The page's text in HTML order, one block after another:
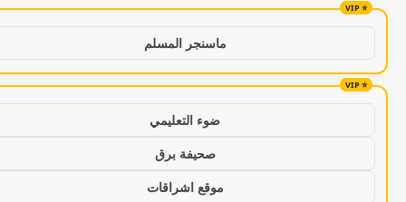
ماسنجر المسلم
ضوء التعليمي
صحيفة برق
موقع اشراقات